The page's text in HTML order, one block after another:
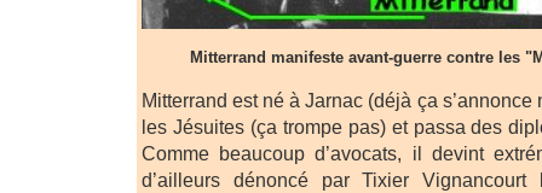
Mitterrand manifeste avant-guerre contre les
Mitterrand est né à Jarnac (déjà ça s’annonce
les Jésuites (ça trompe pas) et passa des
Comme beaucoup d’avocats, il devint
d’ailleurs dénoncé par Tixier